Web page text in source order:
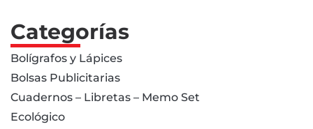
Categorías
Bolígrafos y Lápices
Bolsas Publicitarias
Cuadernos – Libretas – Memo Set
Ecológico